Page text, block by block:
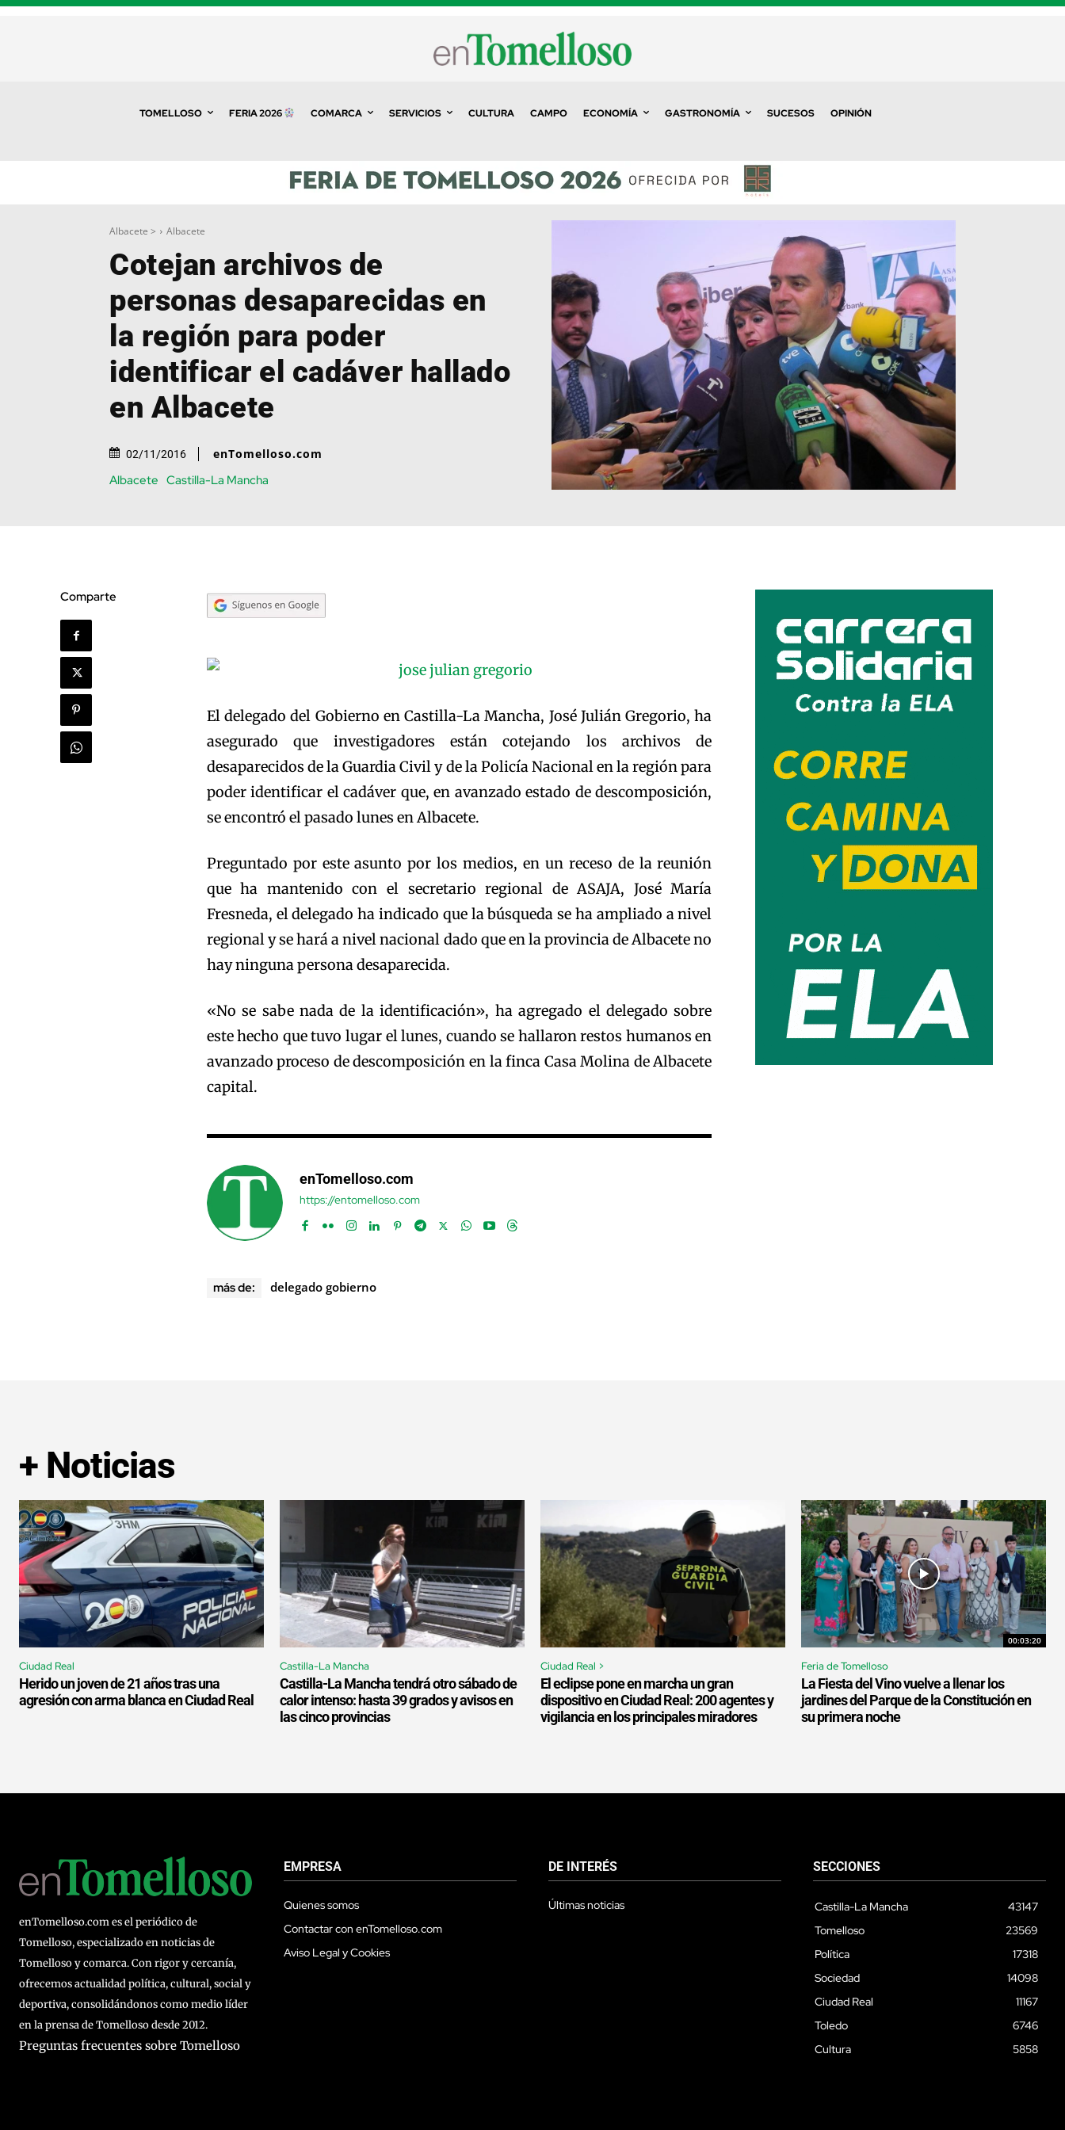
TOMELLOSO FERIA 2026 COMARCA SERVICIOS CULTURA CAMPO ECONOMÍA GASTRONOMÍA SUCESOS OPINIÓN
Albacete > Albacete
Cotejan archivos de
personas desaparecidas en
la región para poder
identificar el cadáver hallado
en Albacete
02/11/2016 enTomelloso.com
Albacete Castilla-La Mancha
Comparte
El delegado del Gobierno en Castilla-La Mancha, José Julián Gregorio, ha
asegurado que investigadores están cotejando los archivos de
desaparecidos de la Guardia Civil y de la Policía Nacional en la región para
poder identificar el cadáver que, en avanzado estado de descomposición,
se encontró el pasado lunes en Albacete.
Preguntado por este asunto por los medios, en un receso de la reunión
que ha mantenido con el secretario regional de ASAJA, José María
Fresneda, el delegado ha indicado que la búsqueda se ha ampliado a nivel
regional y se hará a nivel nacional dado que en la provincia de Albacete no
hay ninguna persona desaparecida.
«No se sabe nada de la identificación», ha agregado el delegado sobre
este hecho que tuvo lugar el lunes, cuando se hallaron restos humanos en
avanzado proceso de descomposición en la finca Casa Molina de Albacete
capital.
enTomelloso.com
https://entomelloso.com
más de: delegado gobierno
+ Noticias
Ciudad Real
Herido un joven de 21 años tras una
agresión con arma blanca en Ciudad Real
Castilla-La Mancha
Castilla-La Mancha tendrá otro sábado de
calor intenso: hasta 39 grados y avisos en
las cinco provincias
Ciudad Real >
El eclipse pone en marcha un gran
dispositivo en Ciudad Real: 200 agentes y
vigilancia en los principales miradores
00:03:20
Feria de Tomelloso
La Fiesta del Vino vuelve a llenar los
jardines del Parque de la Constitución en
su primera noche
enTomelloso.com es el periódico de
Tomelloso, especializado en noticias de
Tomelloso y comarca. Con rigor y cercanía,
ofrecemos actualidad política, cultural, social y
deportiva, consolidándonos como medio líder
en la prensa de Tomelloso desde 2012.
Preguntas frecuentes sobre Tomelloso
EMPRESA
Quienes somos
Contactar con enTomelloso.com
Aviso Legal y Cookies
DE INTERÉS
Últimas noticias
SECCIONES
Castilla-La Mancha
43147
Tomelloso
23569
Política
17318
Sociedad
14098
Ciudad Real
11167
Toledo
6746
Cultura
5858